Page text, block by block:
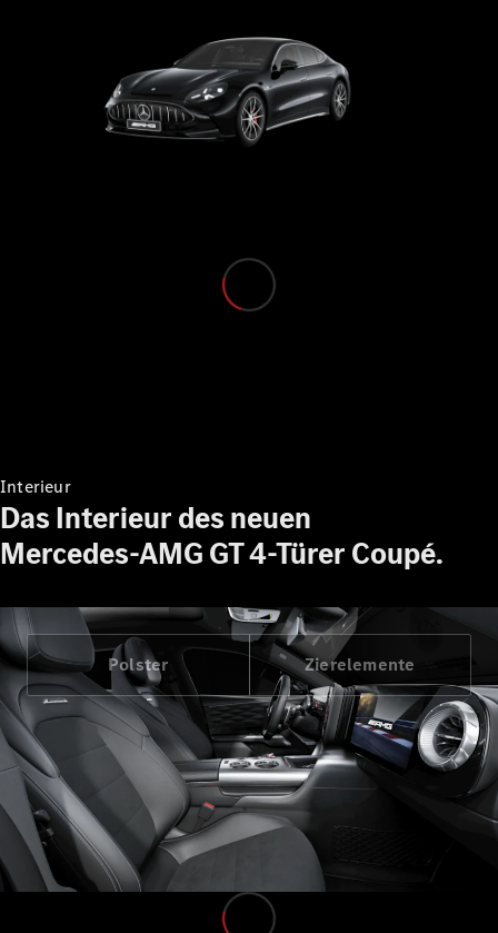
Alle Vans
V-Klasse
Marco Polo
Horizon
Konfigurator
Probefahrt
Mercedes-
Benz Store
Gewerbliche Transporter
Interieur
Das Interieur des neuen
Mercedes-AMG GT 4-Türer Coupé.
Polster Zierelemente